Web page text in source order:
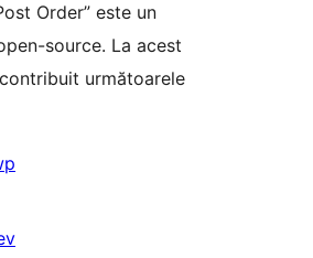
Order” este un
source. La acest
următoarele